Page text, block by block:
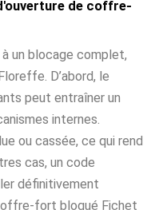
de coffre-
un blocage complet,
D’abord, le
peut entraîner un
internes.
ou cassée, ce qui rend
cas, un code
définitivement
fort bloqué Fichet